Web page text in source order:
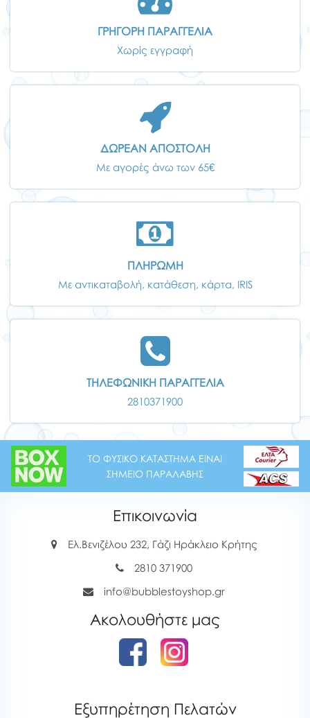
ΓΡΗΓΟΡΗ ΠΑΡΑΓΓΕΛΙΑ
Χωρίς εγγραφή
ΔΩΡΕΑΝ ΑΠΟΣΤΟΛΗ
Με αγορές άνω των 65€
ΠΛΗΡΩΜΗ
Με αντικαταβολή, κατάθεση, κάρτα, IRIS
ΤΗΛΕΦΩΝΙΚΗ ΠΑΡΑΓΓΕΛΙΑ
2810371900
ΤΟ ΦΥΣΙΚΟ ΚΑΤΑΣΤΗΜΑ ΕΙΝΑΙ
ΣΗΜΕΙΟ ΠΑΡΑΛΑΒΗΣ
Επικοινωνία
Ελ.Βενιζέλου 232, Γάζι Ηράκλειο Κρήτης
2810 371900
info@bubblestoyshop.gr
Ακολουθήστε μας
Εξυπηρέτηση Πελατών